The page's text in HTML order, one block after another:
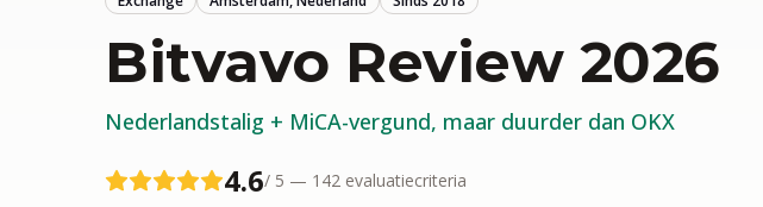
Bitvavo Review 2026
Nederlandstalig + MiCA-vergund, maar duurder dan OKX
4.6/ 5 — 142 evaluatiecriteria